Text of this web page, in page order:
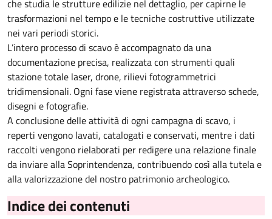
che studia le strutture edilizie nel dettaglio, per capirne le
trasformazioni nel tempo e le tecniche costruttive utilizzate
nei vari periodi storici.
L’intero processo di scavo è accompagnato da una
documentazione precisa, realizzata con strumenti quali
stazione totale laser, drone, rilievi fotogrammetrici
tridimensionali. Ogni fase viene registrata attraverso schede,
disegni e fotografie.
A conclusione delle attività di ogni campagna di scavo, i
reperti vengono lavati, catalogati e conservati, mentre i dati
raccolti vengono rielaborati per redigere una relazione finale
da inviare alla Soprintendenza, contribuendo così alla tutela e
alla valorizzazione del nostro patrimonio archeologico.
Indice dei contenuti